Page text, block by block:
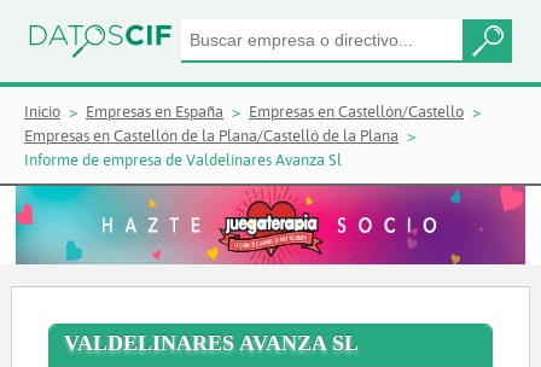
Inicio Empresas en España
Empresas en Castellón/Castello
Empresas en Castellón de la Plana/Castelló de la Plana
Informe de empresa de Valdelinares Avanza Sl
VALDELINARES AVANZA SL